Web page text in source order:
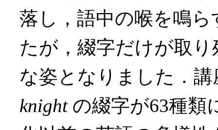
落し，語中の喉を鳴
たが，綴字だけが取
な姿となりました．
knightの綴字が63種類